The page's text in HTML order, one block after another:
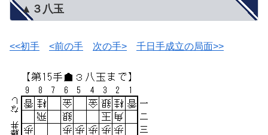
▲３八玉
<<初手 <前の手 次の手> 千日手成立の局面>>